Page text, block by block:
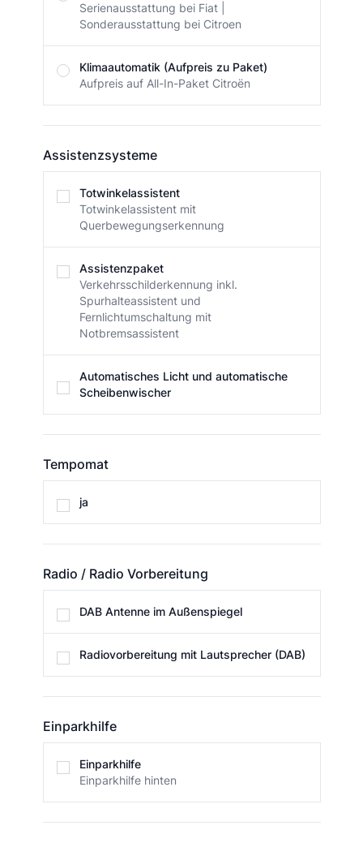
Serienausstattung bei Fiat |
Sonderausstattung bei Citroen
Klimaautomatik (Aufpreis zu Paket)
Aufpreis auf All-In-Paket Citroën
Assistenzsysteme
Totwinkelassistent
Totwinkelassistent mit
Querbewegungserkennung
Assistenzpaket
Verkehrsschilderkennung inkl.
Spurhalteassistent und
Fernlichtumschaltung mit
Notbremsassistent
Automatisches Licht und automatische
Scheibenwischer
Tempomat
ja
Radio / Radio Vorbereitung
DAB Antenne im Außenspiegel
Radiovorbereitung mit Lautsprecher (DAB)
Einparkhilfe
Einparkhilfe
Einparkhilfe hinten